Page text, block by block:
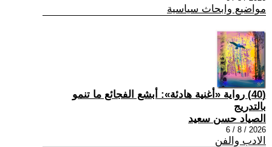
مواضيع وابحاث سياسية
(40) رواية «أغنية هادئة»: أبشع الفجائع ما تنمو
بالتدريج
الصياد حسن سعيد
2026 / 8 / 6
الادب والفن